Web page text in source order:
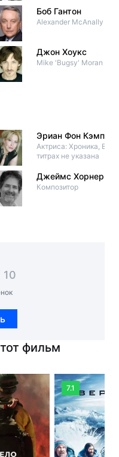
Боб Гантон
Alexander McAnally III
Джон Хоукс
Mike 'Bugsy' Moran
Эриан Фон Кэмп
Актриса: Хроника, В
титрах не указана
Джеймс Хорнер
Композитор
10
фильм
7.1